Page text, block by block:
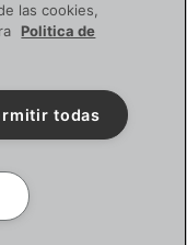
las cookies,
Politica de
todas